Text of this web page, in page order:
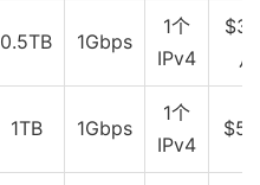
0.5TB 1Gbps
1个
IPv4
月
1TB 1Gbps
1个
IPv4
$5/